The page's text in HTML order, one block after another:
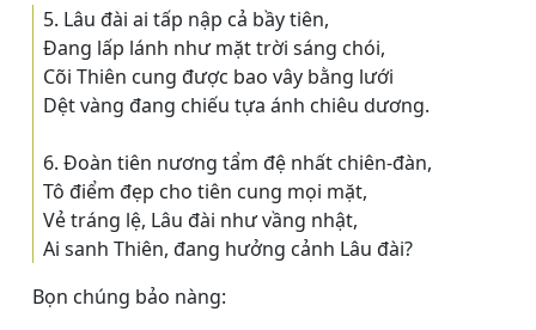
5. Lâu đài ai tấp nập cả bầy tiên,
Ðang lấp lánh như mặt trời sáng chói,
Cõi Thiên cung được bao vây bằng lưới
Dệt vàng đang chiếu tựa ánh chiêu dương.
6. Ðoàn tiên nương tẩm đệ nhất chiên-đàn,
Tô điểm đẹp cho tiên cung mọi mặt,
Vẻ tráng lệ, Lâu đài như vầng nhật,
Ai sanh Thiên, đang hưởng cảnh Lâu đài?
Bọn chúng bảo nàng: